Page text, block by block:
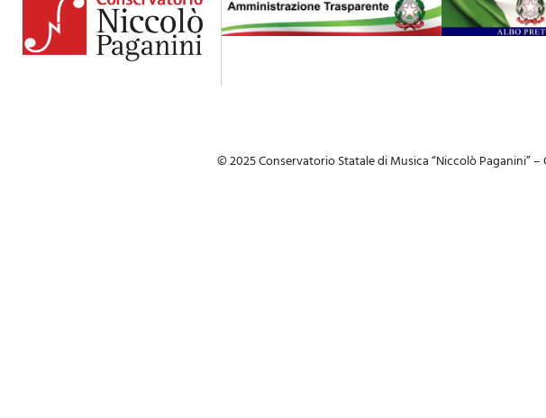
© 2025 Conservatorio Statale di Musica “Niccolò Paganini” –